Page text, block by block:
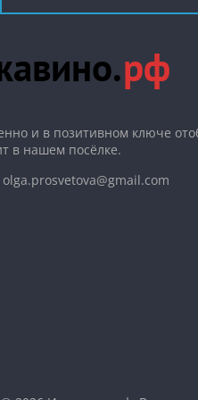
и в позитивном ключе
в нашем посёлке.